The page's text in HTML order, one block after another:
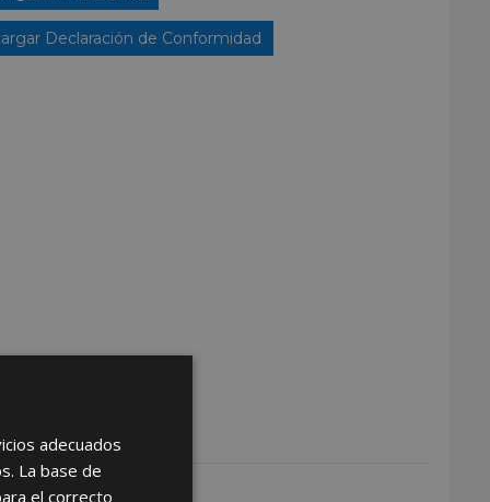
Declaración de Conformidad
adecuados
La base de
el correcto